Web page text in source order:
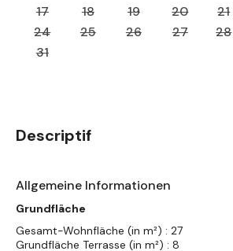
17
18 19 20 21
24
25 26 27 28
31
Descriptif
Allgemeine Informationen
Grundfläche
Gesamt-Wohnfläche (in m²) : 27
Grundfläche Terrasse (in m²) : 8